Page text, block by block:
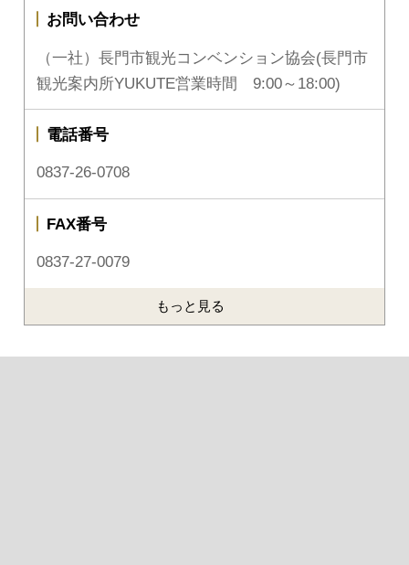
お問い合わせ
（一社）長門市観光コンベンション協会(長門市
観光案内所YUKUTE営業時間 9:00～18:00)
電話番号
0837-26-0708
FAX番号
0837-27-0079
もっと見る